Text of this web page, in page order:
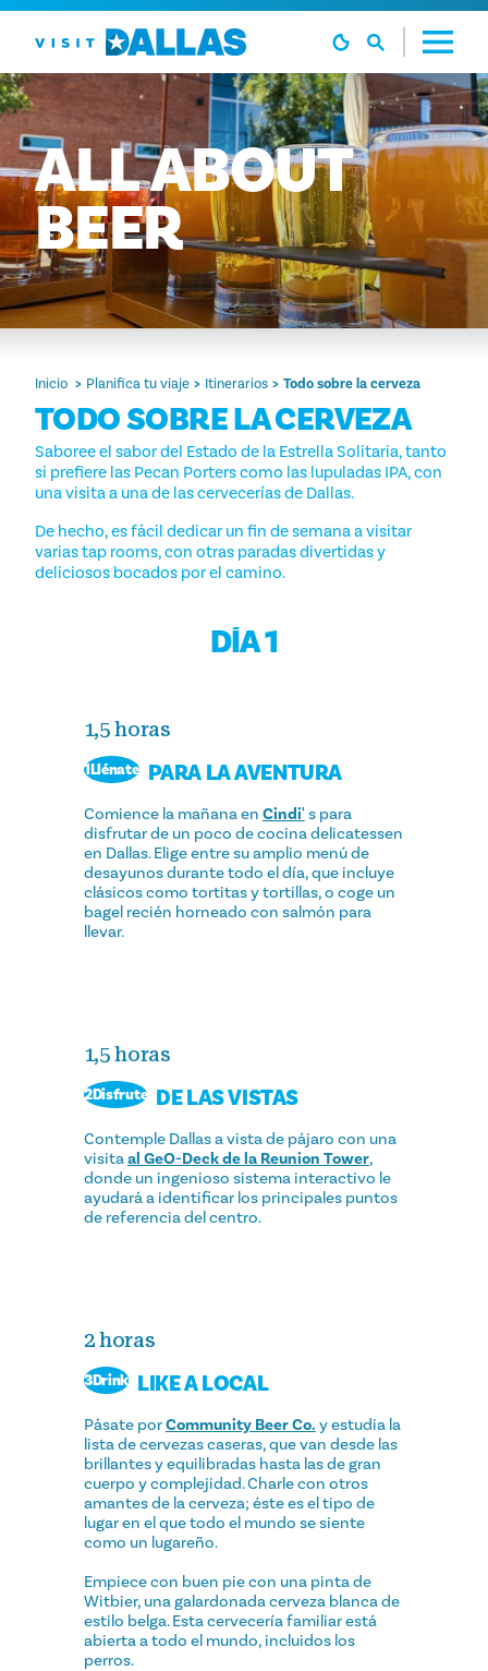
Ir al contenido
ALLABOUT
BEER
Inicio Planifica tu viaje Itinerarios Todo sobre la cerveza
TODO SOBRE LA CERVEZA
Saboree el sabor del Estado de la Estrella Solitaria, tanto
si prefiere las Pecan Porters como las lupuladas IPA, con
una visita a una de las cervecerías de Dallas.
De hecho, es fácil dedicar un fin de semana a visitar
varias tap rooms, con otras paradas divertidas y
deliciosos bocados por el camino.
DÍA 1
1,5 horas
1Llénate PARA LA AVENTURA
Comience la mañana en Cindi' s para
disfrutar de un poco de cocina delicatessen
en Dallas. Elige entre su amplio menú de
desayunos durante todo el día, que incluye
clásicos como tortitas y tortillas, o coge un
bagel recién horneado con salmón para
llevar.
1,5 horas
2Disfrute DE LAS VISTAS
Contemple Dallas a vista de pájaro con una
visitaal GeO-Deck de la Reunion Tower,
donde un ingenioso sistema interactivo le
ayudará a identificar los principales puntos
de referencia del centro.
2 horas
3Drink LIKE A LOCAL
Pásate porCommunity Beer Co. y estudia la
lista de cervezas caseras, que van desde las
brillantes y equilibradas hasta las de gran
cuerpo y complejidad. Charle con otros
amantes de la cerveza; éste es el tipo de
lugar en el que todo el mundo se siente
como un lugareño.
Empiece con buen pie con una pinta de
Witbier, una galardonada cerveza blanca de
estilo belga. Esta cervecería familiar está
abierta a todo el mundo, incluidos los
perros.